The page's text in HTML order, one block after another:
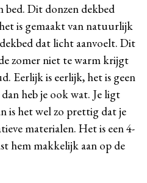
bed. Dit donzen dekbed
is gemaakt van natuurlijk
dat licht aanvoelt. Dit
zomer niet te warm krijgt
Eerlijk is eerlijk, het is geen
heb je ook wat. Je ligt
is het wel zo prettig dat je
materialen. Het is een 4-
hem makkelijk aan op de